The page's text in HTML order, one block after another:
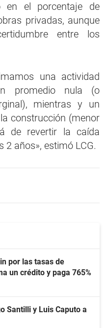
en el porcentaje de
privadas, aunque
entre los
una actividad
promedio nula (o
mientras y un
construcción (menor
de revertir la caída
años», estimó LCG.
por las tasas de
un crédito y paga 765%
Santilli y Luis Caputo a